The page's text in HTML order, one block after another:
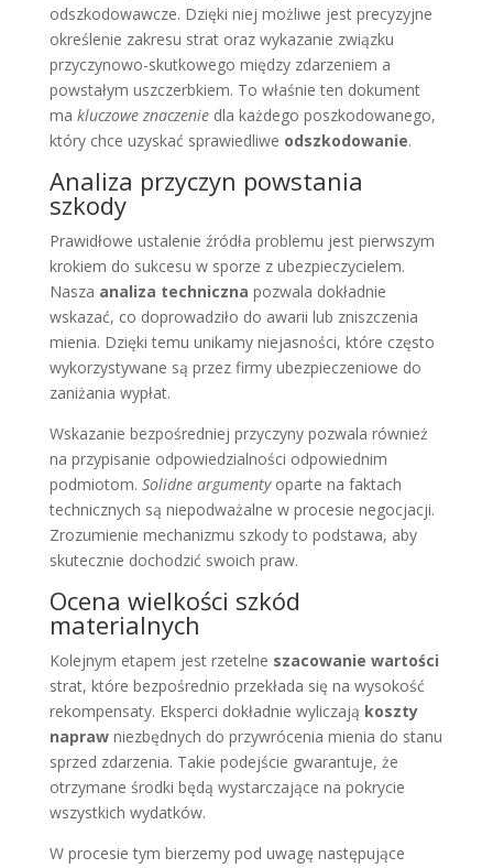
odszkodowawcze. Dzięki niej możliwe jest precyzyjne
określenie zakresu strat oraz wykazanie związku
przyczynowo-skutkowego między zdarzeniem a
powstałym uszczerbkiem. To właśnie ten dokument
ma kluczowe znaczeniedla każdego poszkodowanego,
który chce uzyskać sprawiedliwe odszkodowanie.
Analiza przyczyn powstania
szkody
Prawidłowe ustalenie źródła problemu jest pierwszym
krokiem do sukcesu w sporze z ubezpieczycielem.
Nasza analiza techniczna pozwala dokładnie
wskazać, co doprowadziło do awarii lub zniszczenia
mienia. Dzięki temu unikamy niejasności, które często
wykorzystywane są przez firmy ubezpieczeniowe do
zaniżania wypłat.
Wskazanie bezpośredniej przyczyny pozwala również
na przypisanie odpowiedzialności odpowiednim
podmiotom. Solidne argumentyoparte na faktach
technicznych są niepodważalne w procesie negocjacji.
Zrozumienie mechanizmu szkody to podstawa, aby
skutecznie dochodzić swoich praw.
Ocena wielkości szkód
materialnych
Kolejnym etapem jest rzetelne szacowanie wartości
strat, które bezpośrednio przekłada się na wysokość
rekompensaty. Eksperci dokładnie wyliczają koszty
naprawniezbędnych do przywrócenia mienia do stanu
sprzed zdarzenia. Takie podejście gwarantuje, że
otrzymane środki będą wystarczające na pokrycie
wszystkich wydatków.
W procesie tym bierzemy pod uwagę następujące